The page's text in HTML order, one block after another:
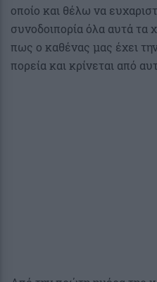
οποίο και θέλω να
συνοδοιπορία όλα αυτά τα
πως ο καθένας μας έχει
πορεία και κρίνεται από